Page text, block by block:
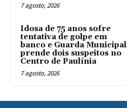
7 agosto, 2026
Idosa de 75 anos sofre
tentativa de golpe em
banco e Guarda Municipal
prende dois suspeitos no
Centro de Paulínia
7 agosto, 2026